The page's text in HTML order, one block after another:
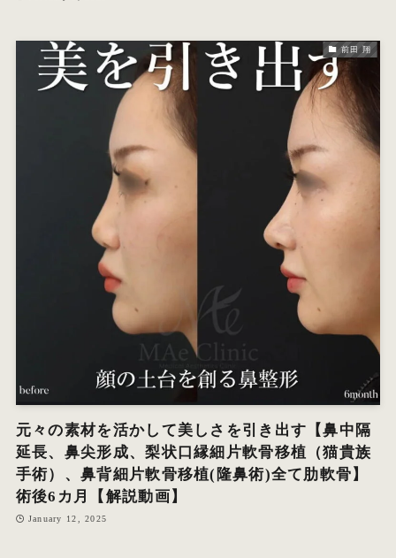
前田 翔
元々の素材を活かして美しさを引き出す【鼻中隔
延長、鼻尖形成、梨状口縁細片軟骨移植（猫貴族
手術）、鼻背細片軟骨移植(隆鼻術)全て肋軟骨】
術後6カ月【解説動画】
January 12, 2025